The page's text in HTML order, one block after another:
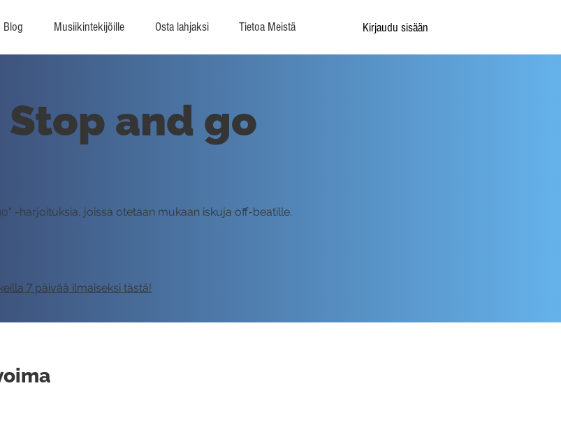
Blog Musiikintekijöille Osta lahjaksi Tietoa Meistä Kirjaudu sisään
and go
-harjoituksia, joissa otetaan mukaan iskuja off-beatille.
7 päivää ilmaiseksi tästä!